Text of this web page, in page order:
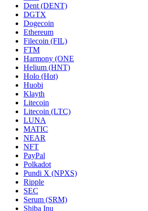
Dent (DENT)
DGTX
Dogecoin
Ethereum
Filecoin (FIL)
FTM
Harmony (ONE
Helium (HNT)
Holo (Hot)
Huobi
Klayth
Litecoin
Litecoin (LTC)
LUNA
MATIC
NEAR
NFT
PayPal
Polkadot
Pundi X (NPXS)
Ripple
SEC
Serum (SRM)
Shiba Inu